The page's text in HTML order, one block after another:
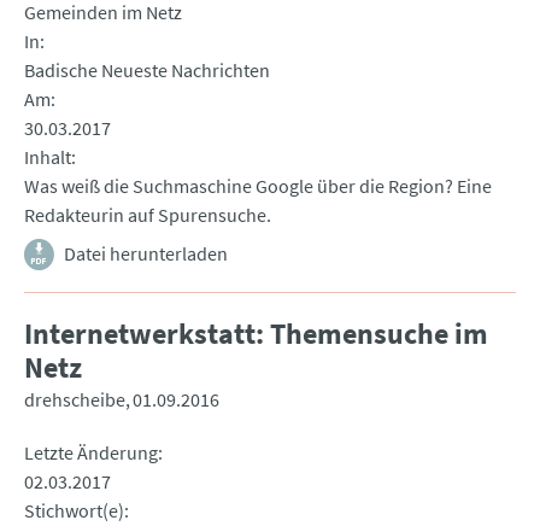
Gemeinden im Netz
In
Badische Neueste Nachrichten
Am
30.03.2017
Inhalt
Was weiß die Suchmaschine Google über die Region? Eine
Redakteurin auf Spurensuche.
Datei herunterladen
Internetwerkstatt: Themensuche im
Netz
drehscheibe 01.09.2016
Letzte Änderung
02.03.2017
Stichwort(e)